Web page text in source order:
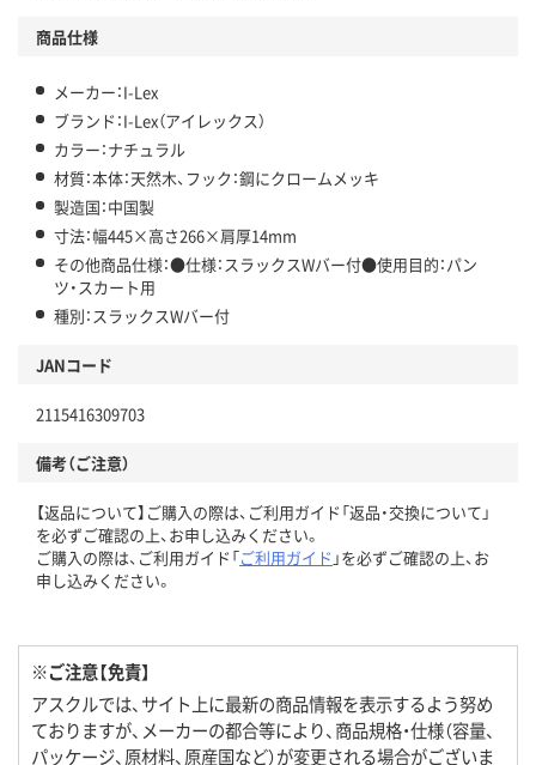
商品仕様
メーカー：I-Lex
ブランド：I-Lex（アイレックス）
カラー：ナチュラル
材質：本体：天然木、フック：鋼にクロームメッキ
製造国：中国製
寸法：幅445×高さ266×肩厚14mm
その他商品仕様：●仕様：スラックスWバー付●使用目的：パン
ツ・スカート用
種別：スラックスWバー付
JANコード
2115416309703
備考（ご注意）
【返品について】ご購入の際は、ご利用ガイド「返品・交換について」
を必ずご確認の上、お申し込みください。
ご購入の際は、ご利用ガイド「ご利用ガイド 」を必ずご確認の上、お
申し込みください。
※ご注意【免責】
アスクルでは、サイト上に最新の商品情報を表示するよう努め
ておりますが、メーカーの都合等により、商品規格・仕様（容量、
パッケージ、原材料、原産国など）が変更される場合がございま